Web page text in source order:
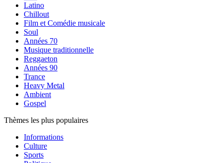
Latino
Chillout
Film et Comédie musicale
Soul
Années 70
Musique traditionnelle
Reggaeton
Années 90
Trance
Heavy Metal
Ambient
Gospel
Thèmes les plus populaires
Informations
Culture
Sports